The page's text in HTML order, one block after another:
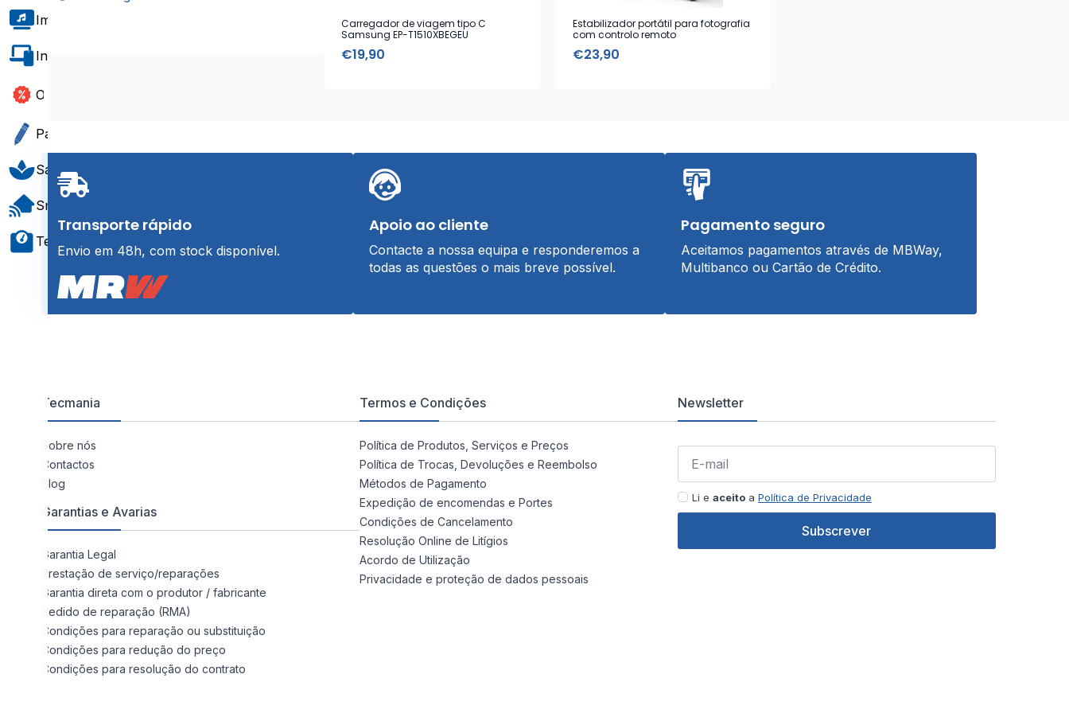
Carregador de viagem tipo C
Samsung EP-T1510XBEGEU
€19,90
Estabilizador portátil para fotografia
com controlo remoto
€23,90
Transporte rápido
Envio em 48h, com stock disponível.
Apoio ao cliente
Contacte a nossa equipa e responderemos a
todas as questões o mais breve possível.
Pagamento seguro
Aceitamos pagamentos através de MBWay,
Multibanco ou Cartão de Crédito.
Tecmania
Sobre nós
Contactos
Blog
Garantias e Avarias
Garantia Legal
Prestação de serviço/reparações
Garantia direta com o produtor / fabricante
Pedido de reparação (RMA)
Condições para reparação ou substituição
Condições para redução do preço
Condições para resolução do contrato
Termos e Condições
Política de Produtos, Serviços e Preços
Política de Trocas, Devoluções e Reembolso
Métodos de Pagamento
Expedição de encomendas e Portes
Condições de Cancelamento
Resolução Online de Litígios
Acordo de Utilização
Privacidade e proteção de dados pessoais
Newsletter
Li e aceitoa Política de Privacidade
Subscrever